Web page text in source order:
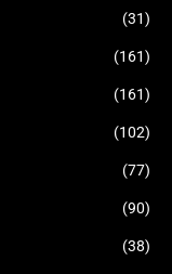
(31)
(161)
(161)
(102)
(77)
(90)
(38)